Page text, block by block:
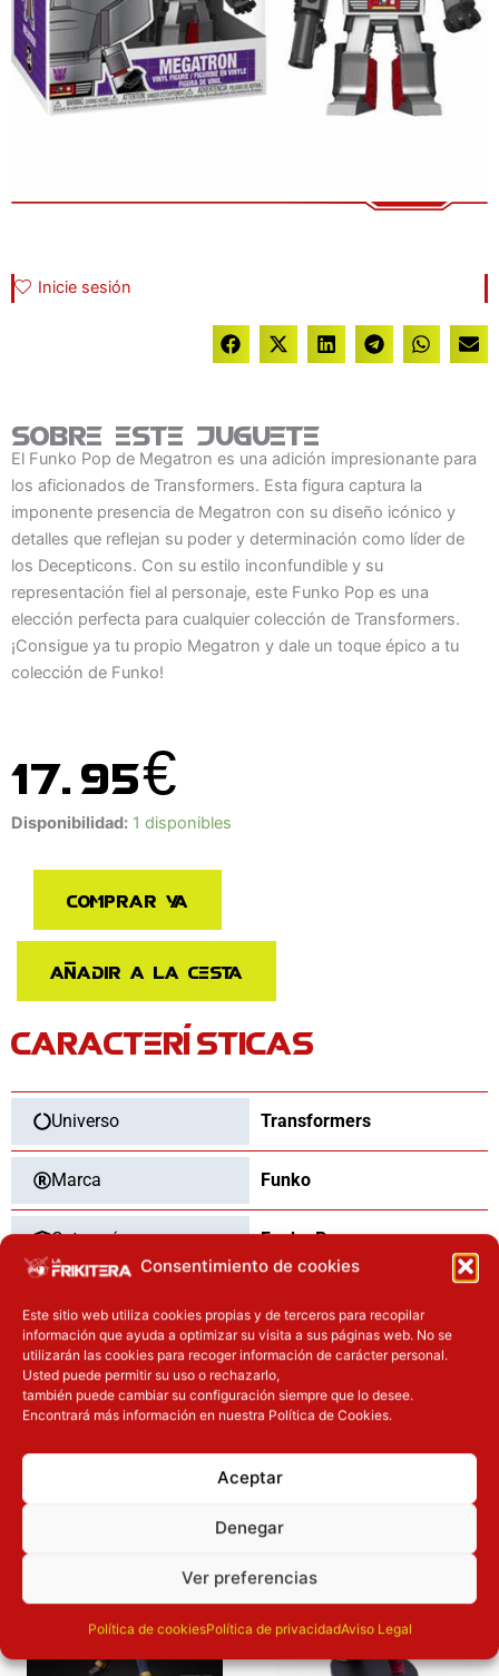
Consentimiento de cookies
Este sitio web utiliza cookies propias y de terceros para recopilar
información que ayuda a optimizar su visita a sus páginas web. No se
utilizarán las cookies para recoger información de carácter personal.
Usted puede permitir su uso o rechazarlo,
también puede cambiar su configuración siempre que lo desee.
Encontrará más información en nuestra Política de Cookies.
Aceptar
Denegar
Ver preferencias
Política de cookiesPolítica de privacidadAviso Legal
Inicie sesión
Sobre este juguete
El Funko Pop de Megatron es una adición impresionante para
los aficionados de Transformers. Esta figura captura la
imponente presencia de Megatron con su diseño icónico y
detalles que reflejan su poder y determinación como líder de
los Decepticons. Con su estilo inconfundible y su
representación fiel al personaje, este Funko Pop es una
elección perfecta para cualquier colección de Transformers.
¡Consigue ya tu propio Megatron y dale un toque épico a tu
colección de Funko!
17.95€
Disponibilidad: 1 disponibles
Funko
Megatron
TransformersComprar ya
Añadir a la cesta
CARACTERÍSTICAS
Universo Transformers
Marca Funko
Categoría Funko Pop
OTROS PRODUCTOS QUE TE
PUEDEN INTERESAR
El precio original era: 40.90€.
El precio actual es: 32.72€. El precio original era: 34.90€.
El